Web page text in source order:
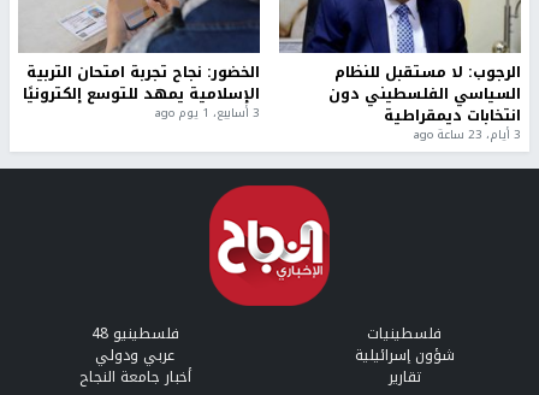
الرجوب: لا مستقبل للنظام
السياسي الفلسطيني دون
انتخابات ديمقراطية
3 أيام، 23 ساعة ago
الخضور: نجاح تجربة امتحان التربية
الإسلامية يمهد للتوسع إلكترونيًا
3 أسابيع، 1 يوم ago
فلسطينيات فلسطينيو 48
شؤون إسرائيلية عربي ودولي
تقارير أخبار جامعة النجاح